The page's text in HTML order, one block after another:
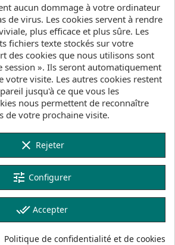
Inventaire
Référence
77258-0903
Downwind/SUP
Foil
Wing Foil
Freeride
Lightwind
Expert
Avancé
aucun dommage à votre ordinateur
de virus. Les cookies servent à rendre
plus efficace et plus sûre. Les
fichiers texte stockés sur votre
des cookies que nous utilisons sont
session ». Ils seront automatiquement
votre visite. Les autres cookies restent
jusqu'à ce que vous les
nous permettent de reconnaître
de votre prochaine visite.
clear Rejeter
tune Configurer
done_all Accepter
Politique de confidentialité et de cookies